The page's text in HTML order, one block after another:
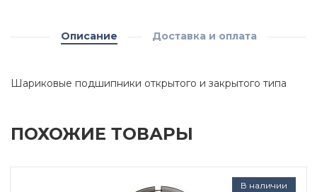
Описание Доставка и оплата
Шариковые подшипники открытого и закрытого типа
ПОХОЖИЕ ТОВАРЫ
В наличии